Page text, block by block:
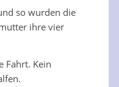
so wurden die
ihre vier
Fahrt. Kein